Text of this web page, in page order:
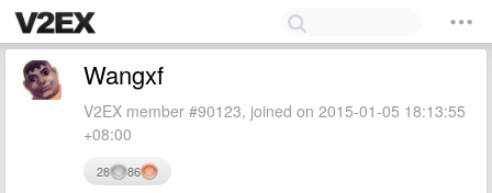
Wangxf
V2EX member #90123, joined on 2015-01-05 18:13:55
+08:00
28 86